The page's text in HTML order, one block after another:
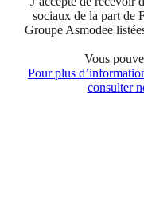
sociaux de la part de
Groupe Asmodee
Vous
Pour plus
consulter